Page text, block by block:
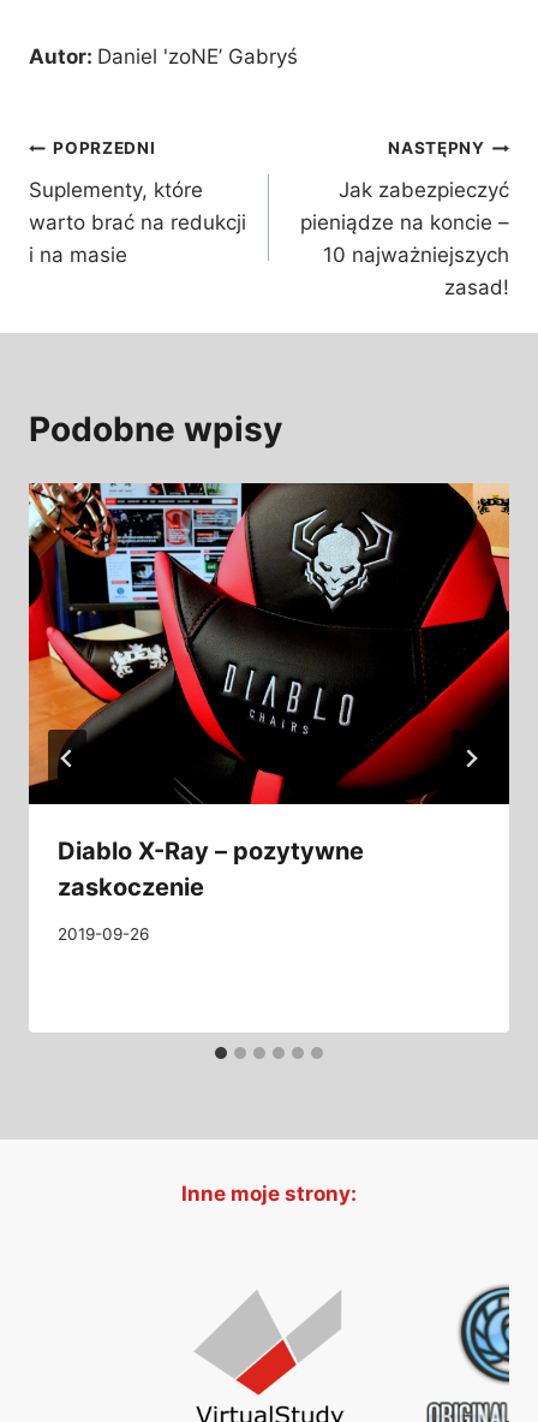
Autor: Daniel 'zoNE’ Gabryś
Nawigacja
wpisu
POPRZEDNI
Suplementy, które
warto brać na redukcji
i na masie
NASTĘPNY
Jak zabezpieczyć
pieniądze na koncie –
10 najważniejszych
zasad!
Podobne wpisy
Diablo X-Ray – pozytywne
zaskoczenie
2019-09-26
Inne moje strony: